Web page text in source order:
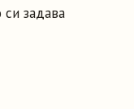
задава